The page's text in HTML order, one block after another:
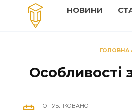
Перейти
НОВИНИ
ГОЛОВНА
Особливості
ОПУБЛІКОВАНО